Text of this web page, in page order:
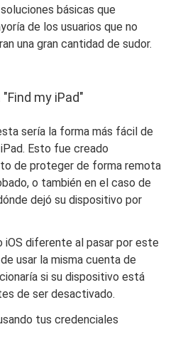
básicas que
de los usuarios que no
una gran cantidad de sudor.
my iPad"
sería la forma más fácil de
Esto fue creado
de proteger de forma remota
o también en el caso de
dejó su dispositivo por
iOS diferente al pasar por este
usar la misma cuenta de
si su dispositivo está
de ser desactivado.
tus credenciales